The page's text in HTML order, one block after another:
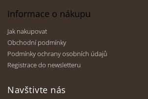
Informace o nákupu
Jak nakupovat
Obchodní podmínky
Podmínky ochrany osobních údajů
Registrace do newsletteru
Navštivte nás